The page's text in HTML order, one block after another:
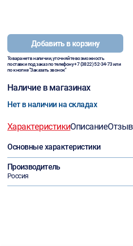
Добавить в корзину
Товара нет в наличии, уточняйте возможность
поставки под заказ по телефону+7 (3822) 52-34-73или
по кнопке "Заказать звонок"
Наличие в магазинах
Нет в наличии на складах
ХарактеристикиОписание
Основные характеристики
Производитель
Россия